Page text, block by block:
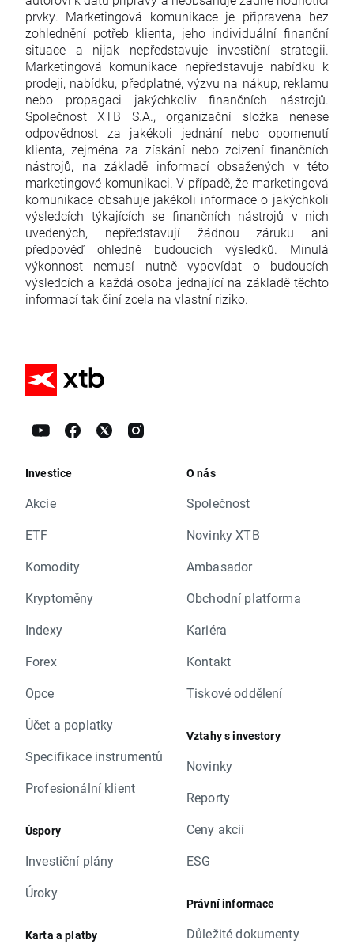
prvky. Marketingová komunikace je připravena bez
zohlednění potřeb klienta, jeho individuální finanční
situace a nijak nepředstavuje investiční strategii.
Marketingová komunikace nepředstavuje nabídku k
prodeji, nabídku, předplatné, výzvu na nákup, reklamu
nebo propagaci jakýchkoliv finančních nástrojů.
Společnost XTB S.A., organizační složka nenese
odpovědnost za jakékoli jednání nebo opomenutí
klienta, zejména za získání nebo zcizení finančních
nástrojů, na základě informací obsažených v této
marketingové komunikaci. V případě, že marketingová
komunikace obsahuje jakékoli informace o jakýchkoli
výsledcích týkajících se finančních nástrojů v nich
uvedených, nepředstavují žádnou záruku ani
předpověď ohledně budoucích výsledků. Minulá
výkonnost nemusí nutně vypovídat o budoucích
výsledcích a každá osoba jednající na základě těchto
informací tak činí zcela na vlastní riziko.
Investice
Akcie
ETF
Komodity
Kryptoměny
Indexy
Forex
Opce
Účet a poplatky
Specifikace instrumentů
Profesionální klient
Úspory
Investiční plány
Úroky
Karta a platby
O nás
Společnost
Novinky XTB
Ambasador
Obchodní platforma
Kariéra
Kontakt
Tiskové oddělení
Vztahy s investory
Novinky
Reporty
Ceny akcií
ESG
Právní informace
Důležité dokumenty